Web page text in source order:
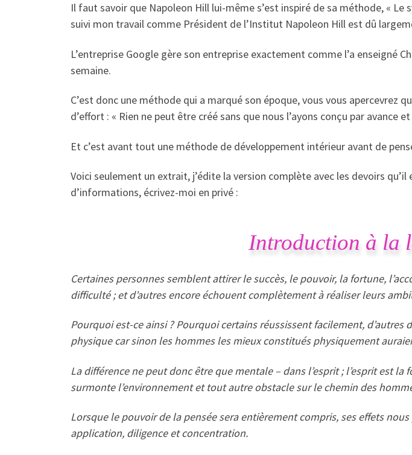
Il faut savoir que Napoleon Hill lui-même s’est inspiré de sa méthode, « Le
suivi mon travail comme Président de l’Institut Napoleon Hill est dû
L’entreprise Google gère son entreprise exactement comme l’a enseigné
semaine.
C’est donc une méthode qui a marqué son époque, vous vous apercevrez
d’effort : « Rien ne peut être créé sans que nous l’ayons conçu par avance
Et c’est avant tout une méthode de développement intérieur avant de
Voici seulement un extrait, j’édite la version complète avec les devoirs
d’informations, écrivez-moi en privé :
Introduction à la
Certaines personnes semblent attirer le succès, le pouvoir, la fortune,
difficulté ; et d’autres encore échouent complètement à réaliser leurs
Pourquoi est-ce ainsi ? Pourquoi certains réussissent facilement,
physique car sinon les hommes les mieux constitués physiquement
La différence ne peut donc être que mentale – dans l’esprit ; l’esprit est la
surmonte l’environnement et tout autre obstacle sur le chemin des
Lorsque le pouvoir de la pensée sera entièrement compris, ses effets
application, diligence et concentration.